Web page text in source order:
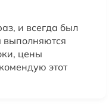
и всегда был
выполняются
цены
этот